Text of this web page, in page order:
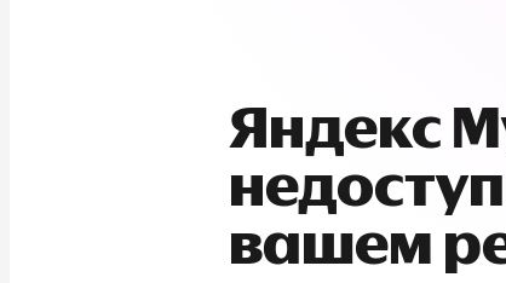
Яндекс
вашем